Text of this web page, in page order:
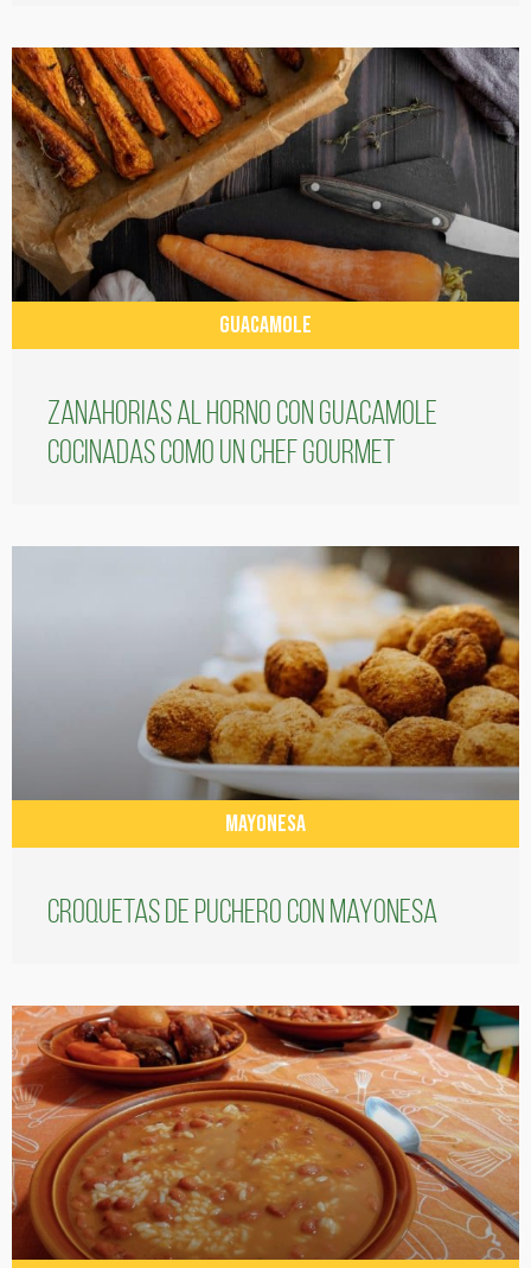
GUACAMOLE
Zanahorias al horno con guacamole
cocinadas como un chef gourmet
MAYONESA
Croquetas de puchero con Mayonesa